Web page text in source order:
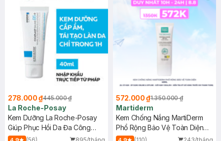
278.000 ₫445.000 ₫
La Roche-Posay
Kem Dưỡng La Roche-Posay
Giúp Phục Hồi Da Đa Công
Dụng 40ml
572.000 ₫1.350.000 ₫
Martiderm
Kem Chống Nắng MartiDerm
Phổ Rộng Bảo Vệ Toàn Diện
40ml